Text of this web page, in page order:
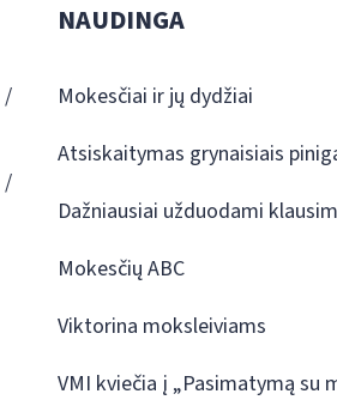
/
/
NAUDINGA
Mokesčiai ir jų dydžiai
Atsiskaitymas grynaisiais
Dažniausiai užduodami
Mokesčių ABC
Viktorina moksleiviams
VMI kviečia į „Pasimatymą su